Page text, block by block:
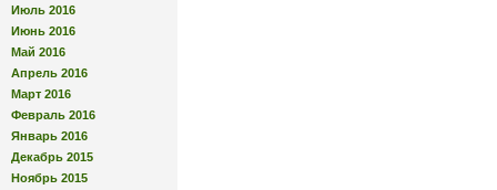
Июль 2016
Июнь 2016
Май 2016
Апрель 2016
Март 2016
Февраль 2016
Январь 2016
Декабрь 2015
Ноябрь 2015